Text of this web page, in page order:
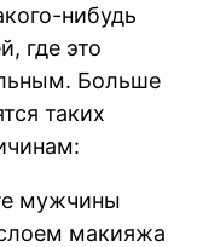
нибудь
где это
Больше
таких
мужчины
макияжа